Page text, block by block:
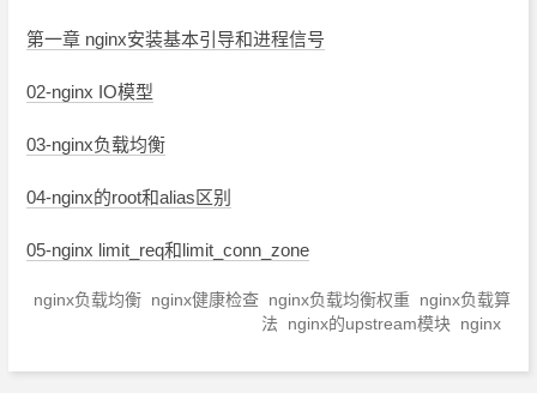
第一章 nginx安装基本引导和进程信号
02-nginx IO模型
03-nginx负载均衡
04-nginx的root和alias区别
05-nginx limit_req和limit_conn_zone
nginx负载均衡 nginx健康检查 nginx负载均衡权重 nginx负载算
法
nginx的upstream模块 nginx